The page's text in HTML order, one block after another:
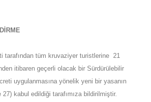
tarafından tüm kruvaziyer turistlerine 21
itibaren geçerli olacak bir Sürdürülebilir
uygulanmasına yönelik yeni bir yasanın
kabul edildiği tarafımıza bildirilmiştir.